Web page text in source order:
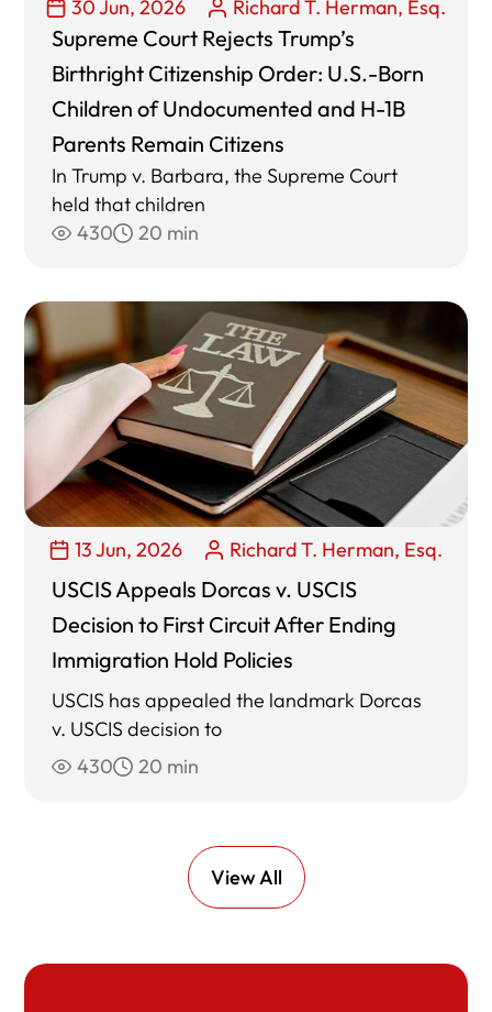
30 Jun, 2026 Richard T. Herman, Esq.
Supreme Court Rejects Trump’s
Birthright Citizenship Order: U.S.-Born
Children of Undocumented and H-1B
Parents Remain Citizens
In Trump v. Barbara, the Supreme Court
held that children
430
20 min
13 Jun, 2026 Richard T. Herman, Esq.
USCIS Appeals Dorcas v. USCIS
Decision to First Circuit After Ending
Immigration Hold Policies
USCIS has appealed the landmark Dorcas
v. USCIS decision to
430
20 min
View All